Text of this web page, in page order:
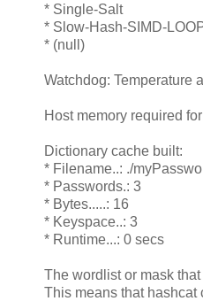
* Single-Salt
* Slow-Hash-SIMD-
* (null)
Watchdog: Temperature
Host memory required
Dictionary cache built:
* Filename..: ./
* Passwords.: 3
* Bytes.....: 16
* Keyspace..: 3
* Runtime...: 0 secs
The wordlist or mask
This means that hashcat